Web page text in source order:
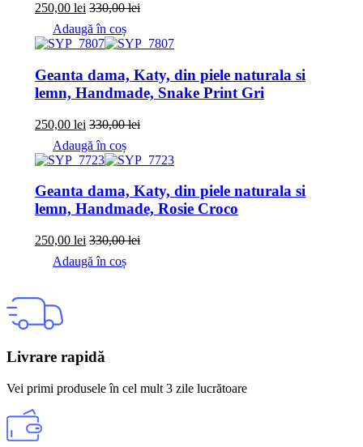
250,00 lei 330,00lei
Adaugă în coș
Geanta dama, Katy, din piele naturala si
lemn, Handmade, Snake Print Gri
250,00 lei 330,00lei
Adaugă în coș
Geanta dama, Katy, din piele naturala si
lemn, Handmade, Rosie Croco
250,00 lei 330,00lei
Adaugă în coș
Livrare rapidă
Vei primi produsele în cel mult 3 zile lucrătoare